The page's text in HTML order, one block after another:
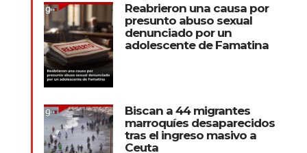
Reabrieron una causa por
presunto abuso sexual
denunciado por un
adolescente de Famatina
Biscan a 44 migrantes
marroquíes desaparecidos
tras el ingreso masivo a
Ceuta